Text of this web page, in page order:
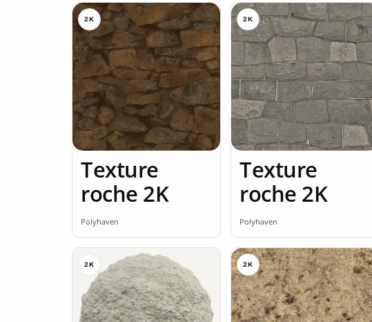
2K
Texture
roche 2K
Polyhaven
2K
Texture
roche 2K
Polyhaven
2K 2K